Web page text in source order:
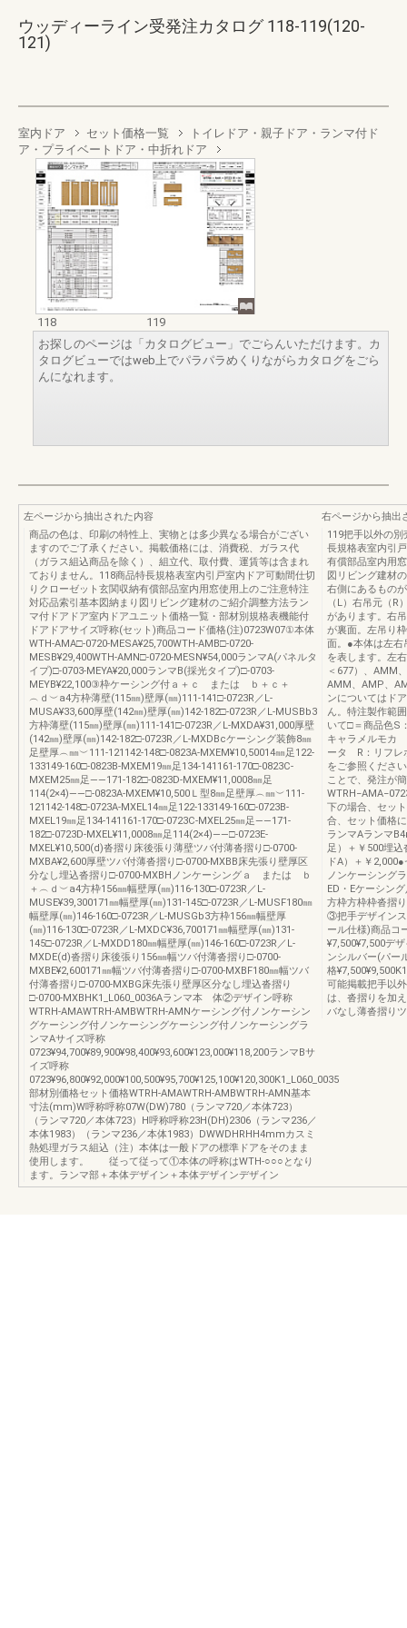
ウッディーライン受発注カタログ 118-119(120-
121)
室内ドア セット価格一覧
トイレドア・親子ドア・ランマ付ド
ア・プライベートドア・中折れドア
118
119
お探しのページは「カタログビュー」でごらんいただけます。カ
タログビューではweb上でパラパラめくりながらカタログをごら
んになれます。
左ページから抽出された内容
商品の色は、印刷の特性上、実物とは多少異なる場合がござい
ますのでご了承ください。掲載価格には、消費税、ガラス代
（ガラス組込商品を除く）、組立代、取付費、運賃等は含まれ
ておりません。118商品特長規格表室内引戸室内ドア可動間仕切
りクローゼット玄関収納有償部品室内用窓使用上のご注意特注
対応品索引基本図納まり図リビング建材のご紹介調整方法ラン
マ付ドアドア室内ドアユニット価格一覧・部材別規格表機能付
ドアドアサイズ呼称(セット)商品コード価格(注)0723W07①本体
WTH-AMA□-0720-MESA¥25,700WTH-AMB□-0720-
MESB¥29,400WTH-AMN□-0720-MESN¥54,000ランマA(パネルタ
イプ)□-0703-MEYA¥20,000ランマB(採光タイプ)□-0703-
MEYB¥22,100③枠ケーシング付ａ＋ｃ または ｂ＋ｃ＋
︵ｄ︶a4方枠薄壁(115㎜)壁厚(㎜)111-141□-0723R／L-
MUSA¥33,600厚壁(142㎜)壁厚(㎜)142-182□-0723R／L-MUSBb3
方枠薄壁(115㎜)壁厚(㎜)111-141□-0723R／L-MXDA¥31,000厚壁
(142㎜)壁厚(㎜)142-182□-0723R／L-MXDBcケーシング装飾8㎜
足壁厚︵㎜︶111-121142-148□-0823A-MXEM¥10,50014㎜足122-
133149-160□-0823B-MXEM19㎜足134-141161-170□-0823C-
MXEM25㎜足――171-182□-0823D-MXEM¥11,0008㎜足
114(2×4)――□-0823A-MXEM¥10,500Ｌ型8㎜足壁厚︵㎜︶111-
121142-148□-0723A-MXEL14㎜足122-133149-160□-0723B-
MXEL19㎜足134-141161-170□-0723C-MXEL25㎜足――171-
182□-0723D-MXEL¥11,0008㎜足114(2×4)――□-0723E-
MXEL¥10,500(d)沓摺り床後張り薄壁ツバ付薄沓摺り□-0700-
MXBA¥2,600厚壁ツバ付薄沓摺り□-0700-MXBB床先張り壁厚区
分なし埋込沓摺り□-0700-MXBHノンケーシングａ または ｂ
＋︵ｄ︶a4方枠156㎜幅壁厚(㎜)116-130□-0723R／L-
MUSE¥39,300171㎜幅壁厚(㎜)131-145□-0723R／L-MUSF180㎜
幅壁厚(㎜)146-160□-0723R／L-MUSGb3方枠156㎜幅壁厚
(㎜)116-130□-0723R／L-MXDC¥36,700171㎜幅壁厚(㎜)131-
145□-0723R／L-MXDD180㎜幅壁厚(㎜)146-160□-0723R／L-
MXDE(d)沓摺り床後張り156㎜幅ツバ付薄沓摺り□-0700-
MXBE¥2,600171㎜幅ツバ付薄沓摺り□-0700-MXBF180㎜幅ツバ
付薄沓摺り□-0700-MXBG床先張り壁厚区分なし埋込沓摺り
□-0700-MXBHK1_L060_0036Aランマ本 体②デザイン呼称
WTRH-AMAWTRH-AMBWTRH-AMNケーシング付ノンケーシン
グケーシング付ノンケーシングケーシング付ノンケーシングラ
ンマAサイズ呼称
0723¥94,700¥89,900¥98,400¥93,600¥123,000¥118,200ランマBサ
イズ呼称
0723¥96,800¥92,000¥100,500¥95,700¥125,100¥120,300K1_L060_0035
部材別価格セット価格WTRH-AMAWTRH-AMBWTRH-AMN基本
寸法(mm)W呼称呼称07W(DW)780（ランマ720／本体723）
（ランマ720／本体723）H呼称呼称23H(DH)2306（ランマ236／
本体1983）（ランマ236／本体1983）DWWDHRHH4mmカスミ
熱処理ガラス組込（注）本体は一般ドアの標準ドアをそのまま
使用します。 従って従って①本体の呼称はWTH-○○○となり
ます。ランマ部＋本体デザイン＋本体デザインデザイン
右ページから抽出
119把手以外の
長規格表室内引
有償部品室内用
図リビング建材
右側にあるもの
（L）右吊元（
があります。右
が裏面。左吊り
面。●本体は左右
を表します。左
＜677）、AMM
AMM、AMP、
ンについてはド
ん。特注製作範
いて□＝商品色
キャラメルモカ
ータ R：リフレ
をご参照くださ
ことで、発注が
下の場合、セッ
合、セット価格
ランマAランマ
足）＋￥500埋
ドA）＋￥
ノンケーシング
ED・Eケーシン
方枠方枠枠沓摺
③把手デザイン
ール仕様)商品コ
¥7,500¥7,500デ
ンシルバー(パー
格
可能掲載把手以
は、沓摺りを加
バなし薄沓摺り